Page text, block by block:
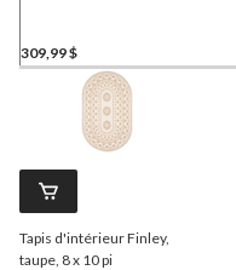
309,99 $
Tapis d'intérieur Finley,
taupe, 8 x 10 pi